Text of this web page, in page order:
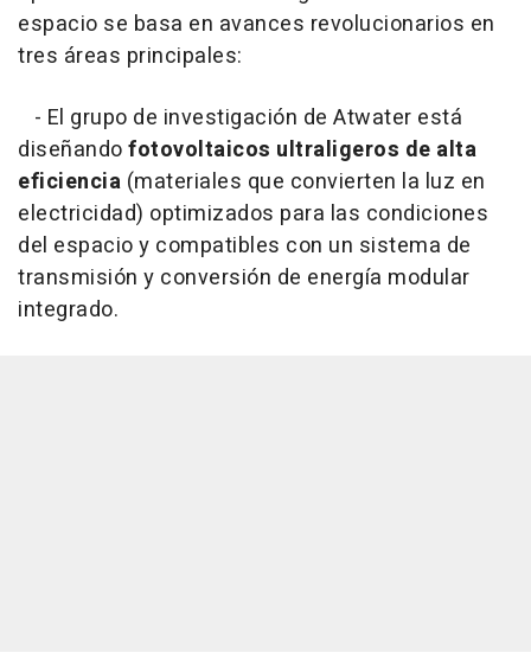
espacio se basa en avances revolucionarios en
tres áreas principales:
- El grupo de investigación de Atwater está
diseñandofotovoltaicos ultraligeros de alta
eficiencia (materiales que convierten la luz en
electricidad) optimizados para las condiciones
del espacio y compatibles con un sistema de
transmisión y conversión de energía modular
integrado.